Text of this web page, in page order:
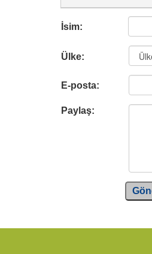
İsim:
Ülke:
E-posta:
Paylaş: